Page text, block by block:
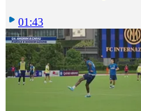
01:43